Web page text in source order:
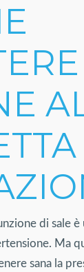
di sale
Ma
sana la